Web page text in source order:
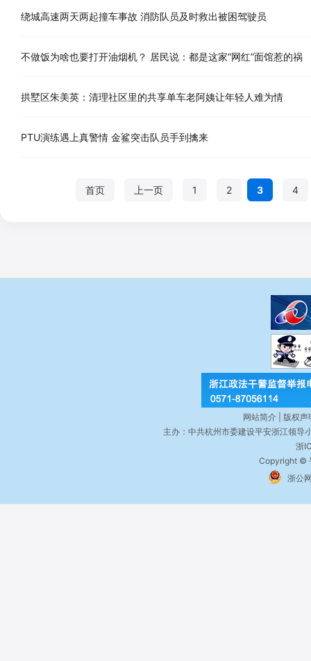
绕城高速两天两起撞车事故 消防队员及时救出被困驾驶员
不做饭为啥也要打开油烟机？ 居民说：都是这家“网红”面馆惹的祸
拱墅区朱美英：清理社区里的共享单车老阿姨让年轻人难为情
PTU演练遇上真警情 金鲨突击队员手到擒来
首页 上一页 1 2 3 4
网站简介 | 版权
主办：中共杭州市委建设平安浙江领导
浙
Copyright ©
浙公